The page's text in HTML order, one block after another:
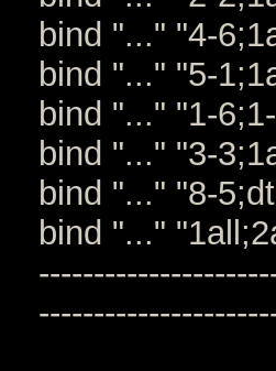
bind "..." "4-
bind "..." "5-
bind "..." "1-
bind "..." "3-
bind "..." "8-
bind "..."